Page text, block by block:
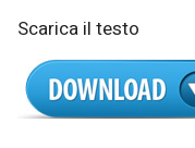
Scarica il testo